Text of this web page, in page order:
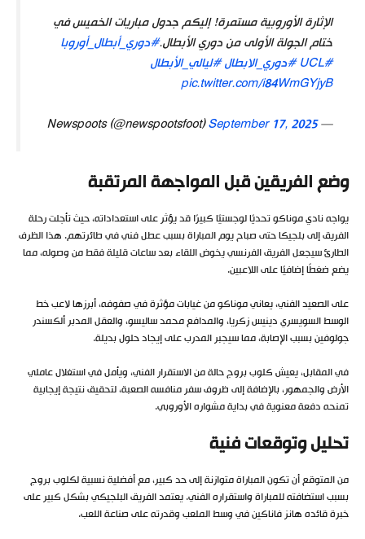
الإثارة الأوروبية مستمرة! إليكم جدول مباريات الخميس في
ختام الجولة الأولى من دوري الأبطال.#دوري_أبطال_أوروبا
#UCL
#دوري_الابطال#ليالي_الأبطال
pic.twitter.com/i84WmGYjyB
— Newspoots (@newspootsfoot)
September 17, 2025
وضع الفريقين قبل المواجهة المرتقبة
يواجه نادي موناكو تحديًا لوجستيًا كبيرًا قد يؤثر على استعداداته، حيث تأجلت رحلة
الفريق إلى بلجيكا حتى صباح يوم المباراة بسبب عطل فني في طائرتهم. هذا الظرف
الطارئ سيجعل الفريق الفرنسي يخوض اللقاء بعد ساعات قليلة فقط من وصوله، مما
يضع ضغطًا إضافيًا على اللاعبين.
على الصعيد الفني، يعاني موناكو من غيابات مؤثرة في صفوفه، أبرزها لاعب خط
الوسط السويسري دينيس زكريا، والمدافع محمد ساليسو، والعقل المدبر ألكسندر
جولوفين بسبب الإصابة، مما سيجبر المدرب على إيجاد حلول بديلة.
في المقابل، يعيش كلوب بروج حالة من الاستقرار الفني، ويأمل في استغلال عاملي
الأرض والجمهور، بالإضافة إلى ظروف سفر منافسه الصعبة، لتحقيق نتيجة إيجابية
تمنحه دفعة معنوية في بداية مشواره الأوروبي.
تحليل وتوقعات فنية
من المتوقع أن تكون المباراة متوازنة إلى حد كبير، مع أفضلية نسبية لكلوب بروج
بسبب استضافته للمباراة واستقراره الفني. يعتمد الفريق البلجيكي بشكل كبير على
خبرة قائده هانز فاناكين في وسط الملعب وقدرته على صناعة اللعب.